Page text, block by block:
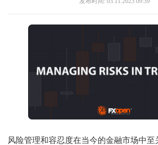
风险管理和容忍度在当今的金融市场中至